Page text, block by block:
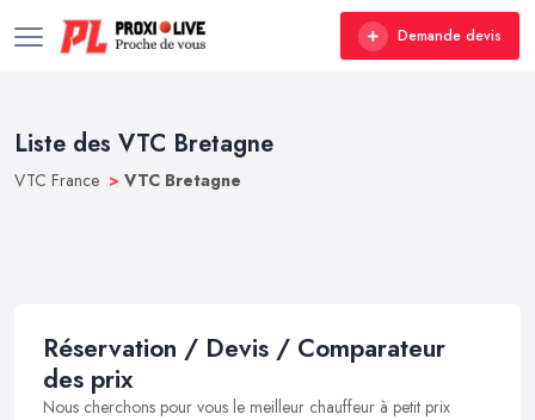
Demande devis
Liste des VTC Bretagne
VTC France > VTC Bretagne
Réservation / Devis / Comparateur
des prix
Nous cherchons pour vous le meilleur chauffeur à petit prix